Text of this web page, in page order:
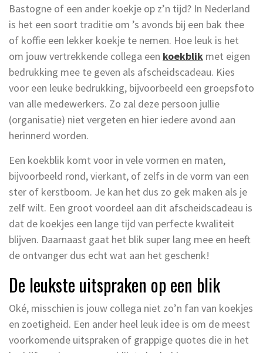
Bastogne of een ander koekje op z’n tijd? In Nederland
is het een soort traditie om ’s avonds bij een bak thee
of koffie een lekker koekje te nemen. Hoe leuk is het
om jouw vertrekkende collega een koekblik met eigen
bedrukking mee te geven als afscheidscadeau. Kies
voor een leuke bedrukking, bijvoorbeeld een groepsfoto
van alle medewerkers. Zo zal deze persoon jullie
(organisatie) niet vergeten en hier iedere avond aan
herinnerd worden.
Een koekblik komt voor in vele vormen en maten,
bijvoorbeeld rond, vierkant, of zelfs in de vorm van een
ster of kerstboom. Je kan het dus zo gek maken als je
zelf wilt. Een groot voordeel aan dit afscheidscadeau is
dat de koekjes een lange tijd van perfecte kwaliteit
blijven. Daarnaast gaat het blik super lang mee en heeft
de ontvanger dus echt wat aan het geschenk!
De leukste uitspraken op een blik
Oké, misschien is jouw collega niet zo’n fan van koekjes
en zoetigheid. Een ander heel leuk idee is om de meest
voorkomende uitspraken of grappige quotes die in het